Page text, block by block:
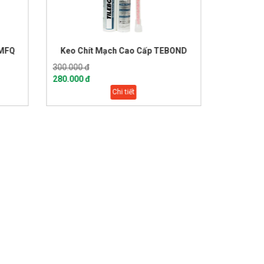
Cấp TEBOND
Keo chít mạch TILEBOND Epoxy 2
280.000 đ